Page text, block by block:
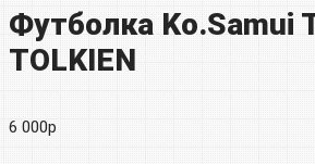
Футболка Ko.Samui
TOLKIEN
6 000р